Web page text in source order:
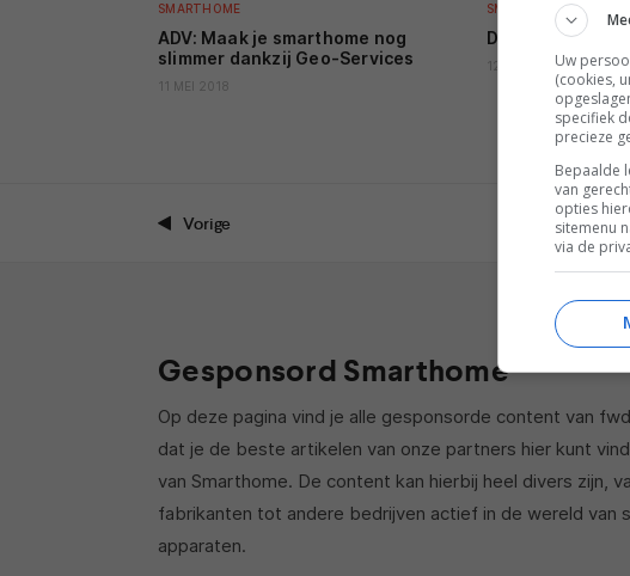
SMARTHOME
ADV: Maak je smarthome nog
slimmer dankzij Geo-Services
11 MEI 2018
SMARTHOME
De beste smart-
12 OKTOBER 2017
Vorige
Gesponsord Smarthome
Op deze pagina vind je alle gesponsorde content van
dat je de beste artikelen van onze partners hier kunt
van Smarthome. De content kan hierbij heel divers zijn,
fabrikanten tot andere bedrijven actief in de wereld van
apparaten.
Uw
(cookies,
specifiek
precieze
Bepaalde
van
opties
sitemenu
via de